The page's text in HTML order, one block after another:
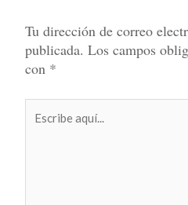
Tu dirección de correo
publicada. Los campos
con *
aquí...